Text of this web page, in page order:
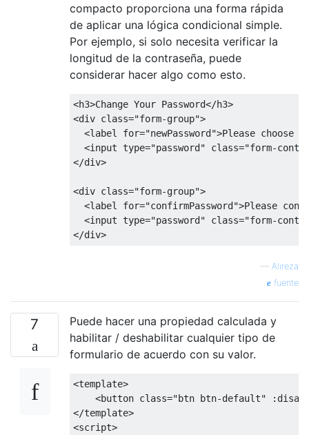
compacto proporciona una forma rápida
de aplicar una lógica condicional simple.
Por ejemplo, si solo necesita verificar la
longitud de la contraseña, puede
considerar hacer algo como esto.
<h3>Change Your Password</h3>
<div class="form-group">
<label for="newPassword">Please choose
<input type="password" class="form-
</div>
<div class="form-group">
<label for="confirmPassword">Please
<input type="password" class="form-
</div>
— Alireza
fuente
7
Puede hacer una propiedad calculada y
habilitar / deshabilitar cualquier tipo de
formulario de acuerdo con su valor.
<template>
<button class="btn btn-default" :
</template>
<script>